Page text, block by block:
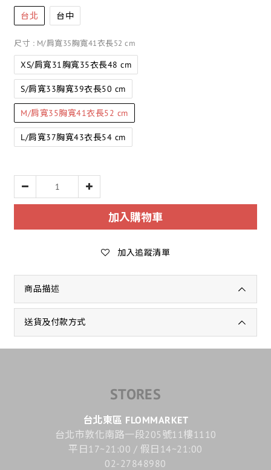
台北 台中
尺寸 : M/肩寬35胸寬41衣長52 cm
XS/肩寬31胸寬35衣長48 cm
S/肩寬33胸寬39衣長50 cm
M/肩寬35胸寬41衣長52 cm
L/肩寬37胸寬43衣長54 cm
加入購物車
加入追蹤清單
商品描述
送貨及付款方式
STORES
台北東區 FLOMMARKET
台北市敦化南路一段205號11樓1110
平日17~21:00 / 假日14~21:00
02-27848980